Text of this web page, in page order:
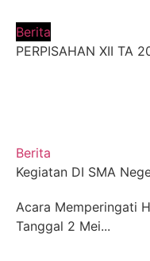
Berita
PERPISAHAN XII TA
Berita
Kegiatan DI SMA
Acara Memperingati
Tanggal 2 Mei...